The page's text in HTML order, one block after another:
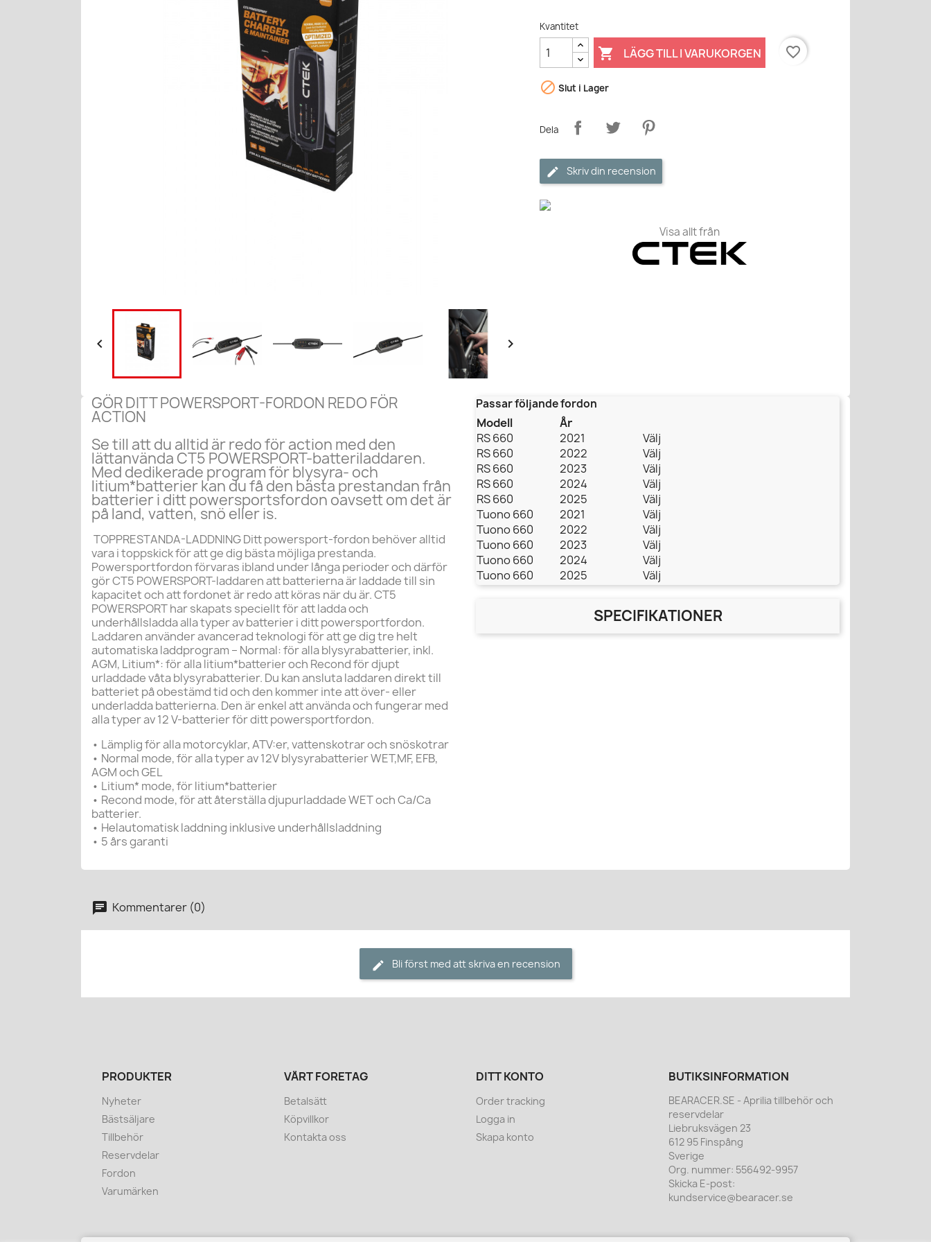
 
Kvantitet
 LÄGG TILL I VARUKORGEN favorite_border
 Slut i Lager
Dela
Skriv din recension
Visa allt från
GÖR DITT POWERSPORT-FORDON REDO FÖR
ACTION
Se till att du alltid är redo för action med den
lättanvända CT5 POWERSPORT-batteriladdaren.
Med dedikerade program för blysyra- och
litium*batterier kan du få den bästa prestandan från
batterier i ditt powersportsfordon oavsett om det är
på land, vatten, snö eller is.
TOPPRESTANDA-LADDNING Ditt powersport-fordon behöver alltid
vara i toppskick för att ge dig bästa möjliga prestanda.
Powersportfordon förvaras ibland under långa perioder och därför
gör CT5 POWERSPORT-laddaren att batterierna är laddade till sin
kapacitet och att fordonet är redo att köras när du är. CT5
POWERSPORT har skapats speciellt för att ladda och
underhållsladda alla typer av batterier i ditt powersportfordon.
Laddaren använder avancerad teknologi för att ge dig tre helt
automatiska laddprogram – Normal: för alla blysyrabatterier, inkl.
AGM, Litium*: för alla litium*batterier och Recond för djupt
urladdade våta blysyrabatterier. Du kan ansluta laddaren direkt till
batteriet på obestämd tid och den kommer inte att över- eller
underladda batterierna. Den är enkel att använda och fungerar med
alla typer av 12 V-batterier för ditt powersportfordon.
• Lämplig för alla motorcyklar, ATV:er, vattenskotrar och snöskotrar
• Normal mode, för alla typer av 12V blysyrabatterier WET,MF, EFB,
AGM och GEL
• Litium* mode, för litium*batterier
• Recond mode, för att återställa djupurladdade WET och Ca/Ca
batterier.
• Helautomatisk laddning inklusive underhållsladdning
• 5 års garanti
Passar följande fordon
Modell
År
RS 660
2021
Välj
RS 660
2022
Välj
RS 660
2023
Välj
RS 660
2024
Välj
RS 660
2025
Välj
Tuono 660
2021
Välj
Tuono 660
2022
Välj
Tuono 660
2023
Välj
Tuono 660
2024
Välj
Tuono 660
2025 Välj
SPECIFIKATIONER
Kommentarer (0)
Bli först med att skriva en recension
PRODUKTER
Nyheter
Bästsäljare
Tillbehör
Reservdelar
Fordon
Varumärken
VÅRT FÖRETAG
Betalsätt
Köpvillkor
Kontakta oss
DITT KONTO
Order tracking
Logga in
Skapa konto
BUTIKSINFORMATION
BEARACER.SE - Aprilia tillbehör och
reservdelar
Liebruksvägen 23
612 95 Finspång
Sverige
Org. nummer: 556492-9957
Skicka E-post:
kundservice@bearacer.se